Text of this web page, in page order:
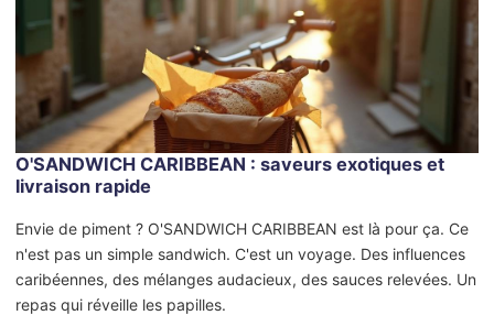
O'SANDWICH CARIBBEAN : saveurs exotiques et
livraison rapide
Envie de piment ? O'SANDWICH CARIBBEAN est là pour ça. Ce
n'est pas un simple sandwich. C'est un voyage. Des influences
caribéennes, des mélanges audacieux, des sauces relevées. Un
repas qui réveille les papilles.